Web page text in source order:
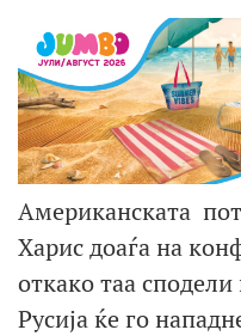
Американската
Харис доаѓа на
откако таа
Русија ќе го